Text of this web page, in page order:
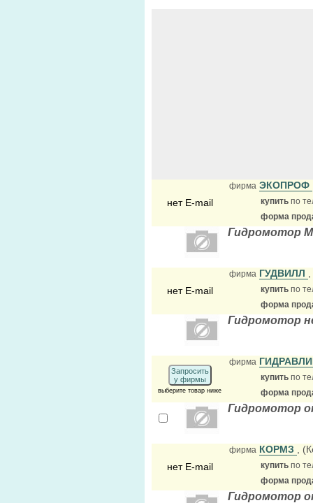
нет E-mail
фирма ЭКОПРОФ
купить по
форма
Гидромотор
нет E-mail
фирма ГУДВИЛЛ
купить по
форма
Гидромотор
Запросить
у фирмы
выберите товар ниже
фирма
купить по
форма
Гидромотор
нет E-mail
фирма КОРМЗ ,
купить по
форма
Гидромотор